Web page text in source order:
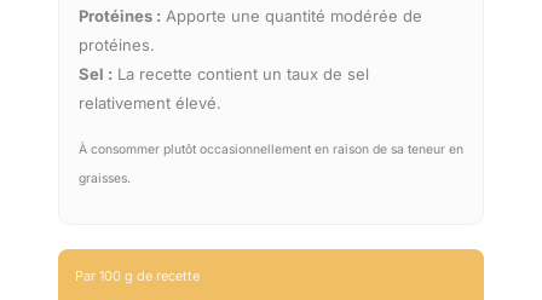
Protéines : Apporte une quantité modérée de
protéines.
Sel : La recette contient un taux de sel
relativement élevé.
À consommer plutôt occasionnellement en raison de sa teneur en
graisses.
Par 100 g de recette